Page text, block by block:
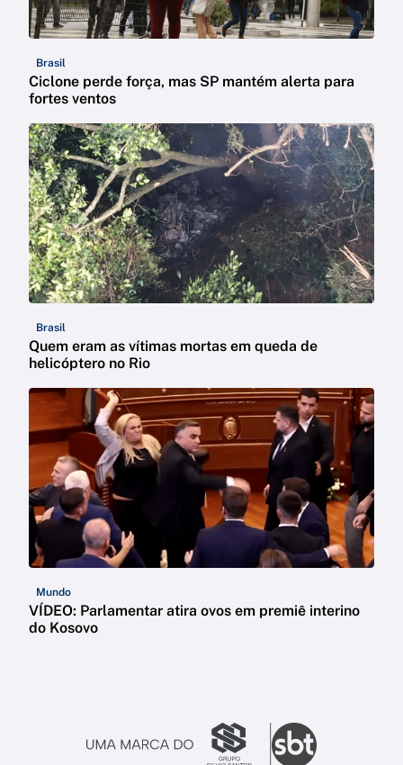
Brasil
Ciclone perde força, mas SP mantém alerta para
fortes ventos
Brasil
Quem eram as vítimas mortas em queda de
helicóptero no Rio
Mundo
VÍDEO: Parlamentar atira ovos em premiê interino
do Kosovo